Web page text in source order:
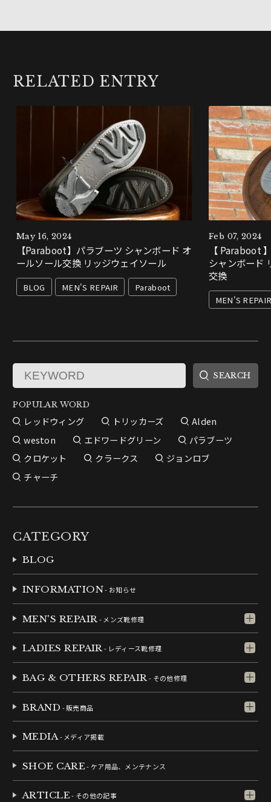
RELATED ENTRY
May 16, 2024
【Paraboot】パラブーツ シャンボード オ
ールソール交換 リッジウェイソール
BLOG MEN'S REPAIR Paraboot
Feb 07, 2024
【 Paraboot
シャンボード
交換
MEN'S
POPULAR WORD
レッドウィング トリッカーズ
Alden
weston
エドワードグリーン
パラブーツ
クロケット
クラークス
ジョンロブ
チャーチ
CATEGORY
BLOG
INFORMATION- お知らせ
MEN'S REPAIR - メンズ靴修理
LADIES REPAIR- レディース靴修理
BAG & OTHERS REPAIR- その他修理
BRAND - 販売商品
MEDIA- メディア掲載
SHOE CARE- ケア用品、メンテナンス
ARTICLE- その他の記事